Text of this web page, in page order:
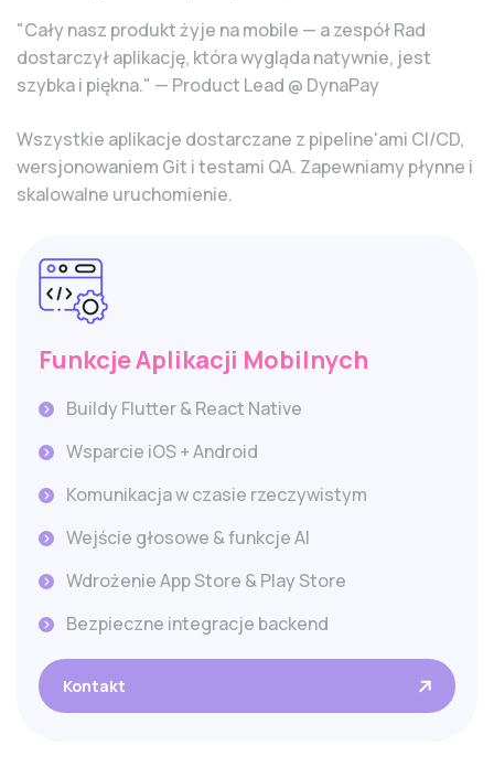
"Cały nasz produkt żyje na mobile — a zespół Rad
dostarczył aplikację, która wygląda natywnie, jest
szybka i piękna." — Product Lead @ DynaPay
Wszystkie aplikacje dostarczane z pipeline'ami CI/CD,
wersjonowaniem Git i testami QA. Zapewniamy płynne i
skalowalne uruchomienie.
Funkcje Aplikacji Mobilnych
Buildy Flutter & React Native
Wsparcie iOS + Android
Komunikacja w czasie rzeczywistym
Wejście głosowe & funkcje AI
Wdrożenie App Store & Play Store
Bezpieczne integracje backend
Kontakt